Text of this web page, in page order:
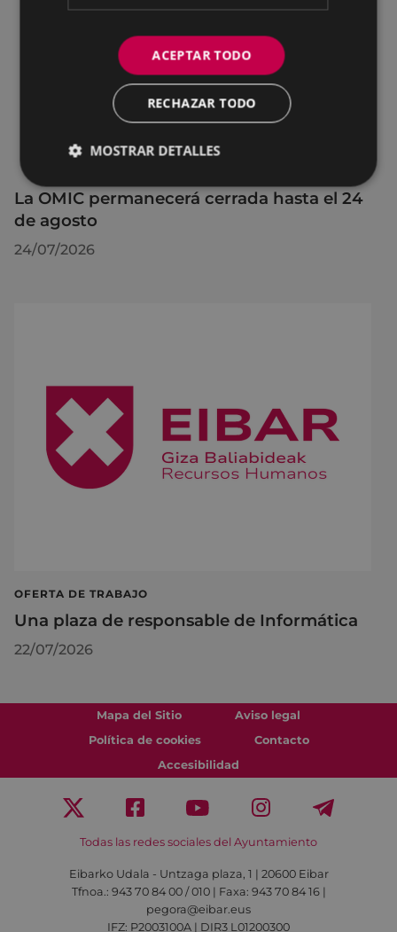
La OMIC permanecerá cerrada hasta el 24
de agosto
24/07/2026
OFERTA DE TRABAJO
Una plaza de responsable de Informática
22/07/2026
Mapa del Sitio
Aviso legal
Política de cookies
Contacto
Accesibilidad
Todas las redes sociales del Ayuntamiento
Eibarko Udala - Untzaga plaza, 1 | 20600 Eibar
Tfnoa.: 943 70 84 00 / 010 | Faxa: 943 70 84 16 |
pegora@eibar.eus
IFZ: P2003100A | DIR3 L01200300
ACEPTAR TODO
RECHAZAR TODO
MOSTRAR DETALLES